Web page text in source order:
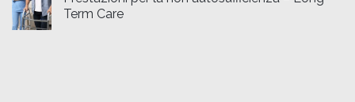
Term Care